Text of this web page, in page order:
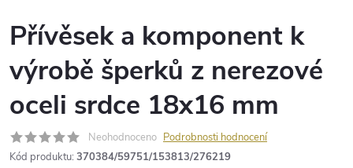
Přívěsek a komponent k
výrobě šperků z nerezové
oceli srdce 18x16 mm
Neohodnoceno Podrobnosti hodnocení
Kód produktu: 370384/59751/153813/276219